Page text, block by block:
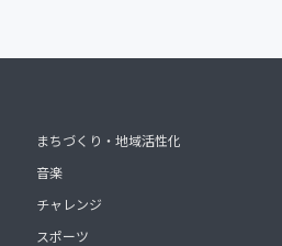
まちづくり・地域活性化
音楽
チャレンジ
スポーツ